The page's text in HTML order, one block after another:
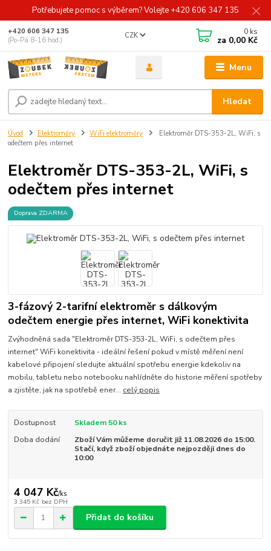
Potřebujete pomoc s výběrem? Volejte +420 606 347 135
Menu
CZK
Hledat
+420 606 347 135
(Po-Pá 8-16 hod.)
0 ks
za 0,00 Kč
Úvod Elektroměry WiFi elektroměry
Elektroměr DTS-353-2L, WiFi, s
odečtem přes internet
Elektroměr DTS-353-2L, WiFi, s
odečtem přes internet
Doprava ZDARMA
3-fázový 2-tarifní elektroměr s dálkovým
odečtem energie přes internet, WiFi konektivita
Zvýhodněná sada "Elektroměr DTS-353-2L, WiFi, s odečtem přes
internet" WiFi konektivita - ideální řešení pokud v místě měření není
kabelové připojení sledujte aktuální spotřebu energie kdekoliv na
mobilu, tabletu nebo notebooku nahlídněte do historie měření spotřeby
a zjistěte, jak na spotřebě ener... celý popis
Dostupnost
Skladem 50 ks
Doba dodání
Zboží Vám můžeme doručit již 11.08.2026 do 15:00.
Stačí, když zboží objednáte nejpozději dnes do
10:00
4 047 Kč/ks
3 345 Kč bez DPH
Přidat do košíku